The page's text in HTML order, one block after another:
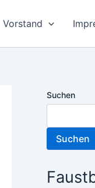
Vorstand
Suchen
Suchen